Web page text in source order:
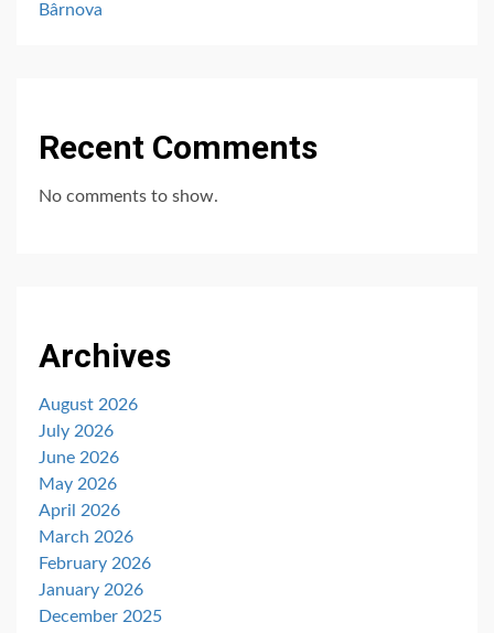
Bârnova
Recent Comments
No comments to show.
Archives
August 2026
July 2026
June 2026
May 2026
April 2026
March 2026
February 2026
January 2026
December 2025